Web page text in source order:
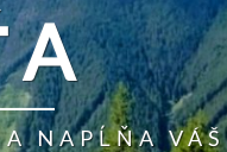
A NAPĹŇA